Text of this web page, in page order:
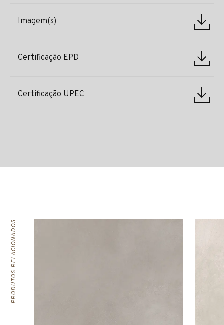
Imagem(s)
Certificação EPD
Certificação UPEC
PRODUTOS RELACIONADOS